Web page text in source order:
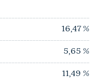
16,47 %
5,65 %
11,49 %